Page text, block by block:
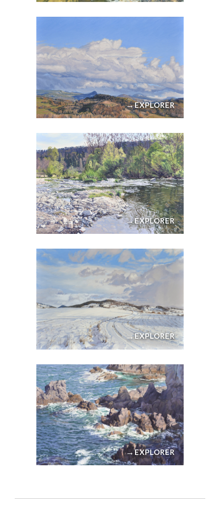
→EXPLORER
→EXPLORER
→EXPLORER
→EXPLORER